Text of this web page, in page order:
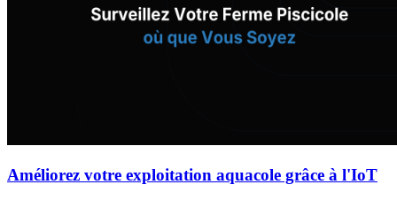
Améliorez votre exploitation aquacole grâce à l'IoT